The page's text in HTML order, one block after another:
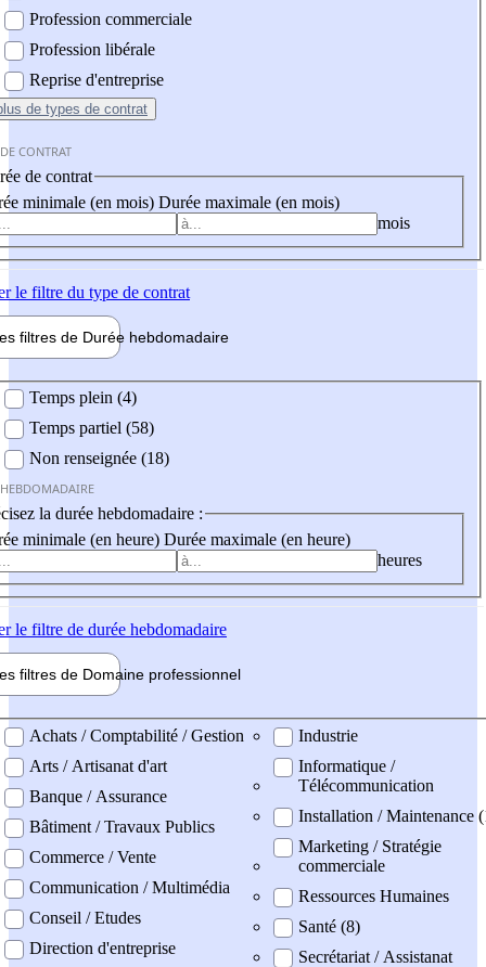
Profession commerciale
Profession libérale
Reprise d'entreprise
de types de contrat
CONTRAT
de contrat
minimale (en mois) Durée maximale (en mois)
mois
le filtre du type de contrat
filtres de Durée hebdomadaire
Temps plein (4)
Temps partiel (58)
Non renseignée (18)
la durée hebdomadaire :
minimale (en heure) Durée maximale (en heure)
heures
le filtre de durée hebdomadaire
filtres de Domaine professionnel
professionel
Achats / Comptabilité / Gestion
Arts / Artisanat d'art
Banque / Assurance
Bâtiment / Travaux Publics
Commerce / Vente
Communication / Multimédia
Conseil / Etudes
Direction d'entreprise
Industrie
Informatique /
Télécommunication
Installation / Maintenance
Marketing / Stratégie
commerciale
Ressources Humaines
Santé (8)
Secrétariat / Assistanat